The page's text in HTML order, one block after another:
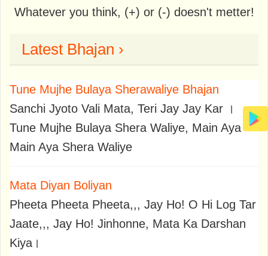
Whatever you think, (+) or (-) doesn't metter!
Latest Bhajan ›
Tune Mujhe Bulaya Sherawaliye Bhajan
Sanchi Jyoto Vali Mata, Teri Jay Jay Kar ।
Tune Mujhe Bulaya Shera Waliye, Main Aya
Main Aya Shera Waliye
Mata Diyan Boliyan
Pheeta Pheeta Pheeta,,, Jay Ho! O Hi Log Tar
Jaate,,, Jay Ho! Jinhonne, Mata Ka Darshan
Kiya।